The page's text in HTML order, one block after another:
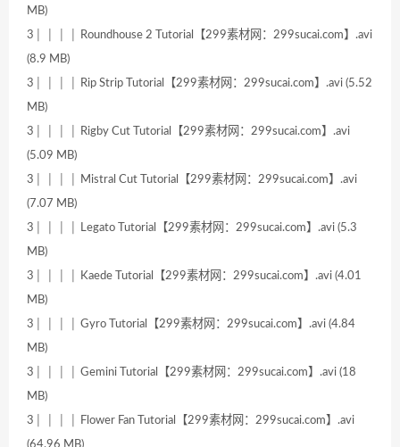
MB)
3│ │ │ │ Roundhouse 2 Tutorial【299素材网：299sucai.com】.avi
(8.9 MB)
3│ │ │ │ Rip Strip Tutorial【299素材网：299sucai.com】.avi (5.52
MB)
3│ │ │ │ Rigby Cut Tutorial【299素材网：299sucai.com】.avi
(5.09 MB)
3│ │ │ │ Mistral Cut Tutorial【299素材网：299sucai.com】.avi
(7.07 MB)
3│ │ │ │ Legato Tutorial【299素材网：299sucai.com】.avi (5.3
MB)
3│ │ │ │ Kaede Tutorial【299素材网：299sucai.com】.avi (4.01
MB)
3│ │ │ │ Gyro Tutorial【299素材网：299sucai.com】.avi (4.84
MB)
3│ │ │ │ Gemini Tutorial【299素材网：299sucai.com】.avi (18
MB)
3│ │ │ │ Flower Fan Tutorial【299素材网：299sucai.com】.avi